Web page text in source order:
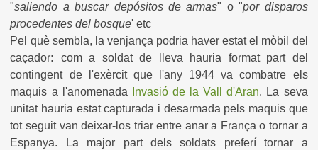
"saliendo a buscar depósitos de armas" o "por disparos
procedentes del bosque' etc
Pel què sembla, la venjança podria haver estat el mòbil del
caçador: com a soldat de lleva hauria format part del
contingent de l'exèrcit que l'any 1944 va combatre els
maquis a l'anomenada
Invasió de la Vall d'Aran. La seva
unitat hauria estat capturada i desarmada pels maquis que
tot seguit van deixar-los triar entre anar a França o tornar a
Espanya. La major part dels soldats preferí tornar a